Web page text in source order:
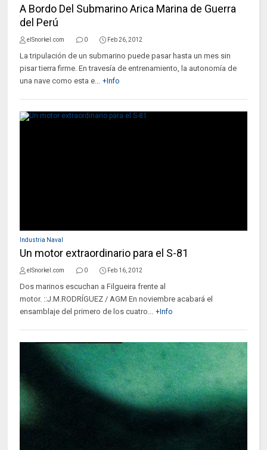
A Bordo Del Submarino Arica Marina de Guerra
del Perú
elSnorkel.com 0 Feb 26, 2012
La tripulación de un submarino puede pasar hasta un mes sin
pisar tierra firme. En travesía de entrenamiento, la autonomía de
una nave como esta e... +Info
Industria Naval
Un motor extraordinario para el S-81
elSnorkel.com 0 Feb 16, 2012
Dos marinos escuchan a Filgueira frente al
motor. ::J.M.RODRÍGUEZ / AGM En noviembre acabará el
ensamblaje del primero de los cuatro... +Info